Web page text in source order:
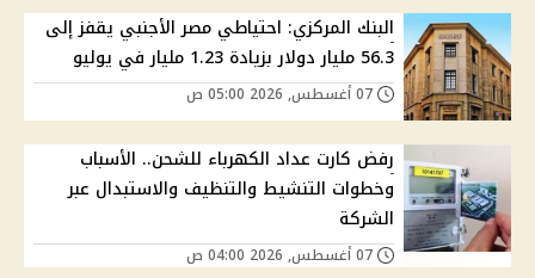
البنك المركزي: احتياطي مصر الأجنبي يقفز إلى
56.3 مليار دولار بزيادة 1.23 مليار في يوليو
رفض كارت عداد الكهرباء للشحن.. الأسباب
وخطوات التنشيط والتنظيف والاستبدال عبر
الشركة